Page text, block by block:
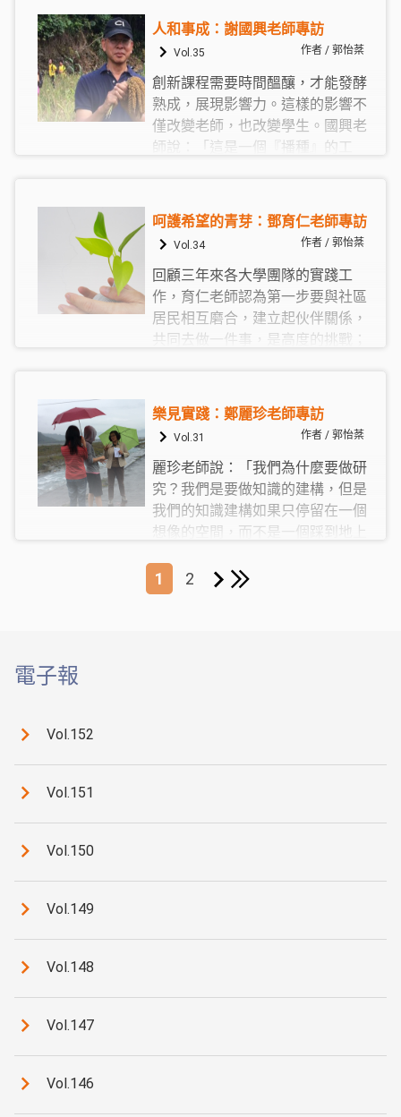
時，也就會出現不一樣的成果，經
過不斷地反思、追索與實踐，或許
在未來，這些取徑可以成為其他地
區也適用的典範。
人和事成：謝國興老師專訪
Vol.35 作者 / 郭怡棻
創新課程需要時間醞釀，才能發酵
熟成，展現影響力。這樣的影響不
僅改變老師，也改變學生。國興老
師說：「這是一個『播種』的工
意義的。不只是老師自己本身做改
變，自己去開課、自己設計課程；
選擇上這些課程的學生，他的學習
過程和收穫，應該也會不一樣。所
以，我覺得這計畫真的會建立一個
新的典範。」
呵護希望的青芽：鄧育仁老師專訪
Vol.34 作者 / 郭怡棻
回顧三年來各大學團隊的實踐工
作，育仁老師認為第一步要與社區
居民相互磨合，建立起伙伴關係，
共同去做一件事，是高度的挑戰；
作場域的關鍵。而在社區的實踐工
作，如同成大團隊所標舉的「共作
共學」、暨大團隊所彰顯的「協力
治理」，大學與社區相互涉入很
深。在協力共作的伙伴關係中，社
區居民跟大學團隊的價值跟理念有
時候一致，有時候不同，甚至發生
「故事」描述出來，轉化成更細緻
深刻的研究成果，開創出學術新典
樂見實踐：鄭麗珍老師專訪
Vol.31 作者 / 郭怡棻
麗珍老師說：「我們為什麼要做研
究？我們是要做知識的建構，但是
我們的知識建構如果只停留在一個
想像的空間，而不是一個踩到地上
義何在？如果不能應用，它的意義
何在？」
1 2
電子報
Vol.152
Vol.151
Vol.150
Vol.149
Vol.148
Vol.147
Vol.146